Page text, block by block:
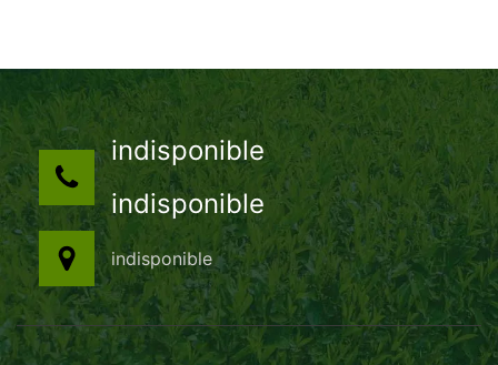
indisponible
indisponible
indisponible